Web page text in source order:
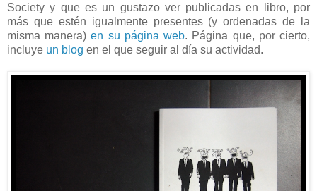
Society y que es un gustazo ver publicadas en libro, por
más que estén igualmente presentes (y ordenadas de la
misma manera)en su página web. Página que, por cierto,
incluye un blog en el que seguir al día su actividad.